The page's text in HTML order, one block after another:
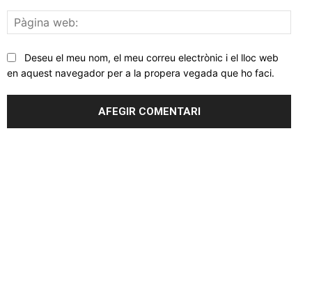
web:
Deseu el meu nom, el meu correu electrònic i el lloc web
en aquest navegador per a la propera vegada que ho faci.